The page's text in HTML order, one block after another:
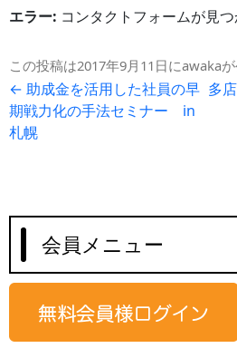
エラー: コンタクトフォームが見つ
この投稿は2017年9月11日にawaka
投
稿
ナ
ー
ョ
ン
← 助成金を活用した社員の早
期戦力化の手法セミナー in
札幌
多
会員メニュー